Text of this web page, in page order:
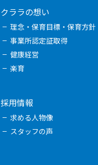
クララの想い
理念・保育目標・保育方針
事業所認定証取得
健康経営
楽育
採用情報
求める人物像
スタッフの声